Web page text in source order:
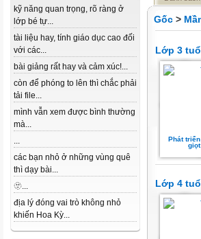
kỹ năng quan trọng, rõ ràng ở
lớp bé tự...
tài liệu hay, tính giáo dục cao đối
với các...
bài giảng rất hay và cảm xúc!...
còn để phóng to lên thì chắc phải
tải file...
mình vẫn xem được bình thường
mà...
...
các bạn nhỏ ở những vùng quê
thì dạy bài...
🫥...
địa lý đóng vai trò không nhỏ
khiến Hoa Kỳ...
Gốc >
Lớp 3
Phát triển
Lớp 4